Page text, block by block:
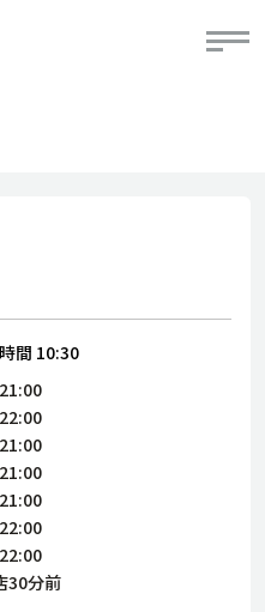
画
ンス
ョン戦略
る
サステナビリティ
ルダーとの
間 10:30
21:00
22:00
21:00
21:00
21:00
22:00
22:00
30分前